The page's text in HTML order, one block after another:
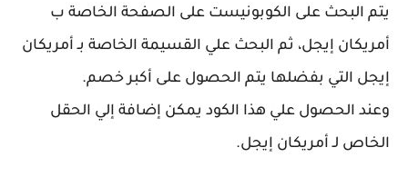
يتم البحث على الكوبونيست على الصفحة الخاصة ب
أمريكان إيجل، ثم البحث علي القسيمة الخاصة بـ أمريكان
إيجل التي بفضلها يتم الحصول على أكبر خصم.
وعند الحصول علي هذا الكود يمكن إضافة إلي الحقل
الخاص لـ أمريكان إيجل.